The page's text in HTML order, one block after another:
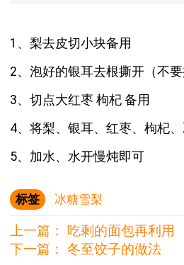
1、梨去皮切小块备用
2、泡好的银耳去根撕开（不
3、切点大红枣 枸杞 备用
4、将梨、银耳、红枣、枸杞
5、加水、水开慢炖即可
标签 冰糖雪梨
上一篇： 吃剩的面包再利用
下一篇： 冬至饺子的做法